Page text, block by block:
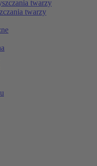
twarzy
twarzy